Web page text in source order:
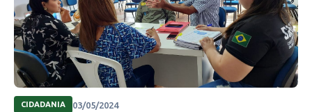
CIDADANIA 03/05/2024